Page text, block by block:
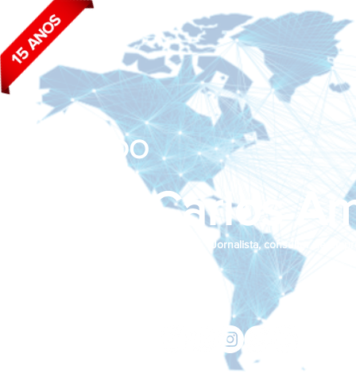
João Carlos
BLOG DO
Jornalista, consultor de